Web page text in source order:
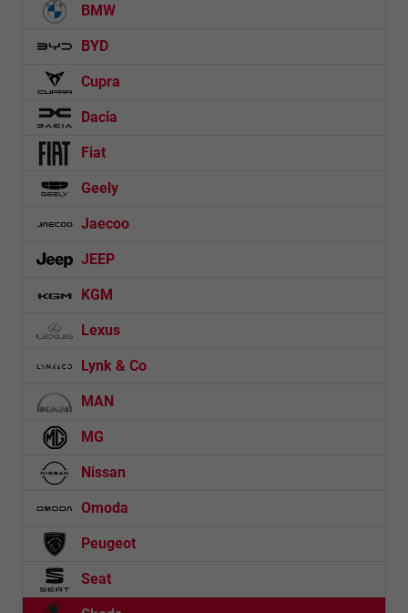
BMW
BYD
Cupra
Dacia
Fiat
Geely
Jaecoo
JEEP
KGM
Lexus
Lynk & Co
MAN
MG
Nissan
Omoda
Peugeot
Seat